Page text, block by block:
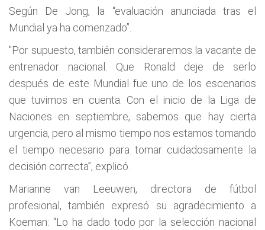
Según De Jong, la “evaluación anunciada tras el
Mundial ya ha comenzado”.
"Por supuesto, también consideraremos la vacante de
entrenador nacional. Que Ronald deje de serlo
después de este Mundial fue uno de los escenarios
que tuvimos en cuenta. Con el inicio de la Liga de
Naciones en septiembre, sabemos que hay cierta
urgencia, pero al mismo tiempo nos estamos tomando
el tiempo necesario para tomar cuidadosamente la
decisión correcta”, explicó.
Marianne van Leeuwen, directora de fútbol
profesional, también expresó su agradecimiento a
Koeman: “Lo ha dado todo por la selección nacional